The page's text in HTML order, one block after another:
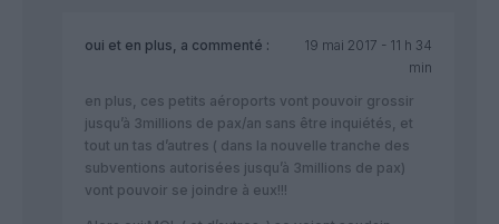
oui et en plus, a commenté :
19 mai 2017 - 11 h 34
min
en plus, ces petits aéroports vont pouvoir grossir
jusqu’à 3millions de pax/an sans être inquiétés, et
tout un tas d’autres ( dans la nouvelle tranche des
subventions autorisées jusqu’à 3millions de pax)
vont pouvoir se joindre à eux!!!